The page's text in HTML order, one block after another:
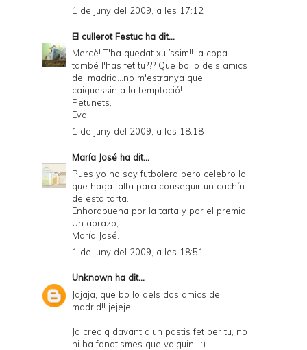
1 de juny del 2009, a les 17:12
El cullerot Festuc ha dit...
Mercè! T'ha quedat xulíssim!! la copa
també l'has fet tu??? Que bo lo dels amics
del madrid...no m'estranya que
caiguessin a la temptació!
Petunets,
Eva.
1 de juny del 2009, a les 18:18
María José ha dit...
Pues yo no soy futbolera pero celebro lo
que haga falta para conseguir un cachín
de esta tarta.
Enhorabuena por la tarta y por el premio.
Un abrazo,
María José.
1 de juny del 2009, a les 18:51
Unknown ha dit...
Jajaja, que bo lo dels dos amics del
madrid!! jejeje
Jo crec q davant d'un pastis fet per tu, no
hi ha fanatismes que valguin!! :)